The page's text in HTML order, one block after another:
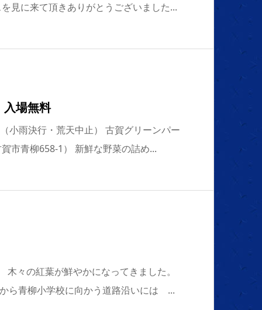
見に来て頂きありがとうございました...
場無料
小雨決行・荒天中止） 古賀グリーンパー
市青柳658-1） 新鮮な野菜の詰め...
々の紅葉が鮮やかになってきました。
ら青柳小学校に向かう道路沿いには ...